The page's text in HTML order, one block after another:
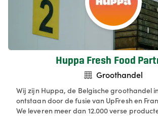
Huppa Fresh Food
Groothandel
Wij zijn Huppa, de Belgische groothandel
ontstaan door de fusie van UpFresh en
We leveren meer dan 12.000 verse